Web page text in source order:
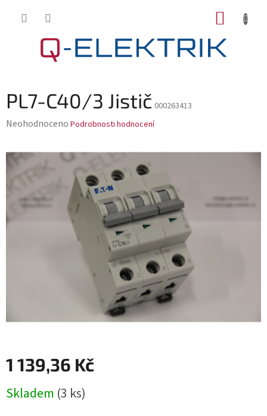
PL7-C40/3 Jistič 000263413
Průměrné
produktu
je
hvězdiček.
Neohodnoceno Podrobnosti hodnocení
1 139,36 Kč
cena:
Skladem (3 ks)